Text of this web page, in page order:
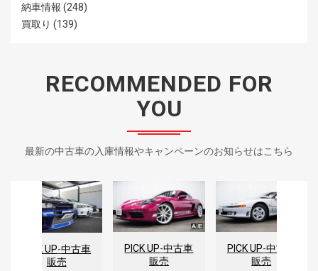
納車情報 (248)
買取り (139)
RECOMMENDED FOR
YOU
最新の中古車の入庫情報やキャンペーンのお知らせはこちら
PICK UP-中古車
販売
PICK UP-中古車
販売
PICK UP-中古車
販売